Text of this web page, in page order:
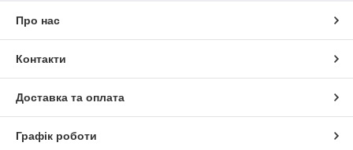
Про нас
Контакти
Доставка та оплата
Графік роботи